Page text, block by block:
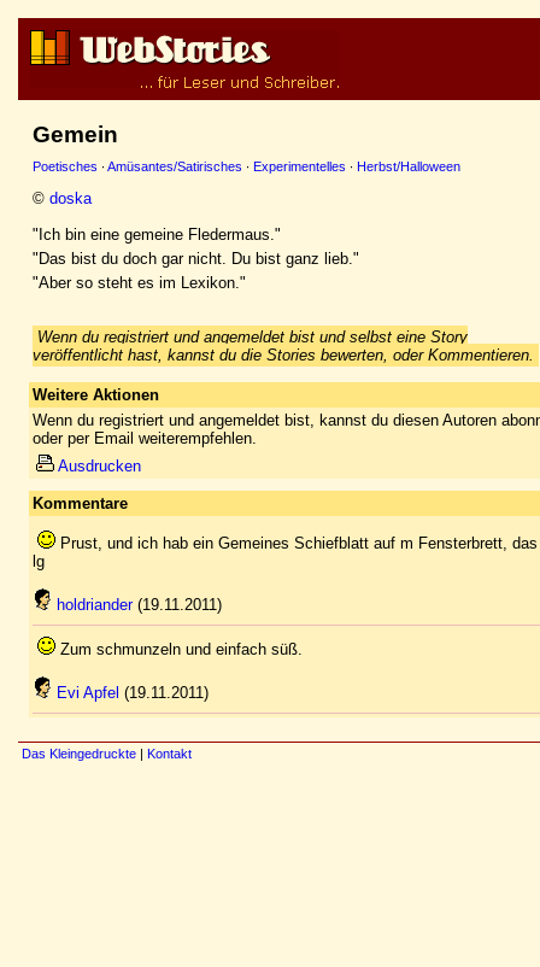
Gemein
Poetisches · Amüsantes/Satirisches · Experimentelles · Herbst/Halloween
© doska
"Ich bin eine gemeine Fledermaus."
"Das bist du doch gar nicht. Du bist ganz lieb."
"Aber so steht es im Lexikon."
Wenn du registriert und angemeldet bist und selbst eine Story
veröffentlicht hast, kannst du die Stories bewerten, oder Kommentieren.
Weitere Aktionen
Wenn du registriert und angemeldet bist, kannst du diesen Autoren
oder per Email weiterempfehlen.
Ausdrucken
Kommentare
Prust, und ich hab ein Gemeines Schiefblatt auf m Fensterbrett,
lg
holdriander(19.11.2011)
Zum schmunzeln und einfach süß.
Evi Apfel (19.11.2011)
Das Kleingedruckte | Kontakt